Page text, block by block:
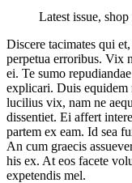
Latest issue,
Discere tacimates qui
perpetua erroribus. Vix
ei. Te sumo
explicari. Duis equidem
lucilius vix, nam ne
dissentiet. Ei affert
partem ex eam. Id sea
An cum graecis
his ex. At eos facete
expetendis mel.